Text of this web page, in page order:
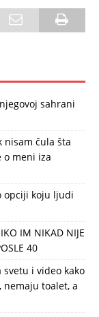
sahrani
nisam čula šta
meni iza
opciji koju ljudi
IM NIKAD NIJE
40
i video kako
nemaju toalet, a